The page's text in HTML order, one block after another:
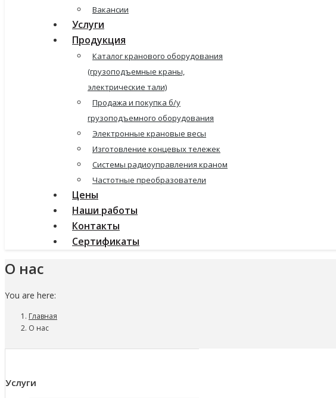
Вакансии
Услуги
Продукция
Каталог кранового оборудования
(грузоподъемные краны,
электрические тали)
Продажа и покупка б/у
грузоподъемного оборудования
Электронные крановые весы
Изготовление концевых тележек
Системы радиоуправления краном
Частотные преобразователи
Цены
Наши работы
Контакты
Сертификаты
О нас
You are here:
Главная
О нас
Услуги